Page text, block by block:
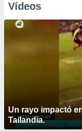
Vídeos
Un rayo impactó
Tailandia.